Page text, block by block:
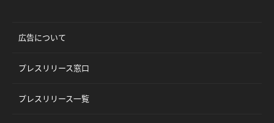
広告について
プレスリリース窓口
プレスリリース一覧